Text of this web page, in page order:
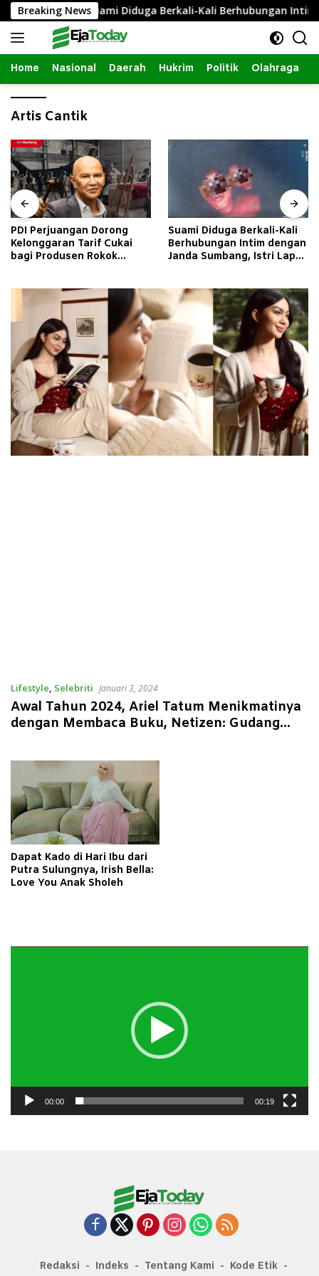
Langsung
ke
konten
Breaking NewsSuami Diduga Berkali-Kali Berhubungan Intim
Home Nasional Daerah Hukrim Politik Olahraga
Artis Cantik
PDI Perjuangan Dorong
Kelonggaran Tarif Cukai
bagi Produsen Rokok
Suami Diduga Berkali-Kali
Berhubungan Intim dengan
Janda Sumbang, Istri Lapor
Lifestyle, Selebriti Januari 3, 2024
Awal Tahun 2024, Ariel Tatum Menikmatinya
dengan Membaca Buku, Netizen: Gudang
Dapat Kado di Hari Ibu dari
Putra Sulungnya, Irish Bella:
Love You Anak Sholeh
00:00 00:19
Redaksi Indeks Tentang Kami
Kode Etik